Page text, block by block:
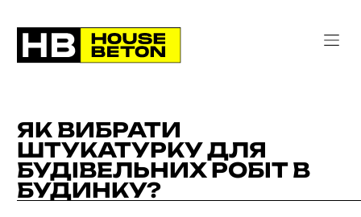
ЯК ВИБРАТИ
ШТУКАТУРКУ ДЛЯ
БУДІВЕЛЬНИХ РОБІТ В
БУДИНКУ?